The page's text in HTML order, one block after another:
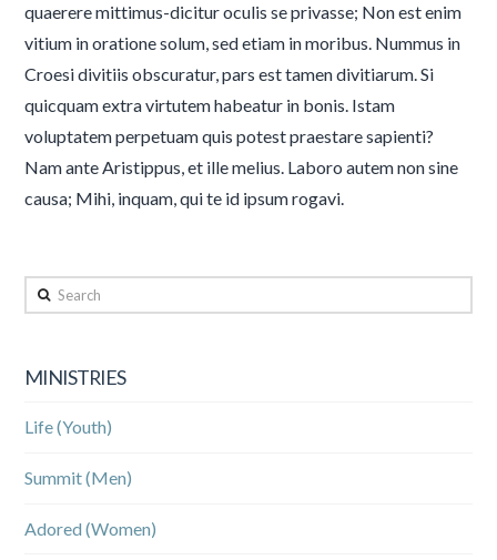
quaerere mittimus-dicitur oculis se privasse; Non est enim
vitium in oratione solum, sed etiam in moribus. Nummus in
Croesi divitiis obscuratur, pars est tamen divitiarum. Si
quicquam extra virtutem habeatur in bonis. Istam
voluptatem perpetuam quis potest praestare sapienti?
Nam ante Aristippus, et ille melius. Laboro autem non sine
causa; Mihi, inquam, qui te id ipsum rogavi.
Search
MINISTRIES
Life (Youth)
Summit (Men)
Adored (Women)